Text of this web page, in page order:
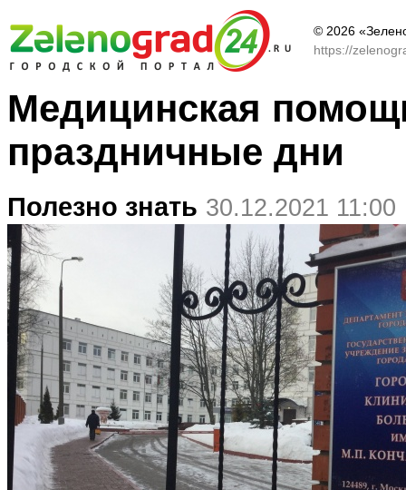
© 2026
https://
Медицинская
праздничные дни
Полезно знать 30.12.2021 11:00